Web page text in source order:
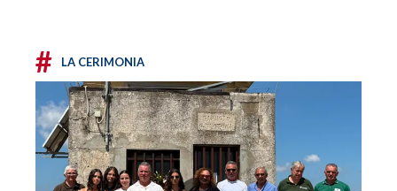
# LA CERIMONIA